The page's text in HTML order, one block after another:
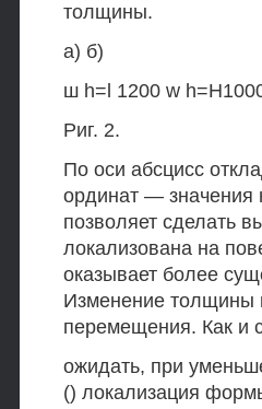
толщины.
а) б)
ш h=l 1200 w
Риг. 2.
По оси абсцисс
ординат —
позволяет сделать
локализована на
оказывает более
Изменение толщины
перемещения. Как и
ожидать, при
() локализация